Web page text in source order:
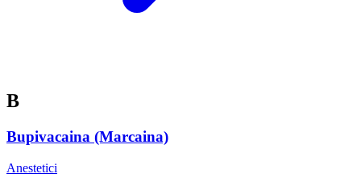
B
Bupivacaina (Marcaina)
Anestetici